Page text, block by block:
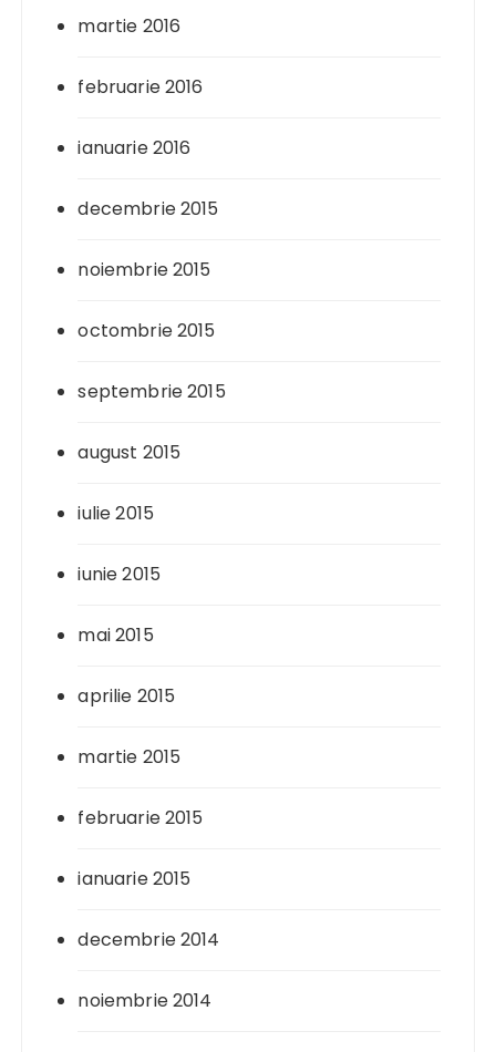
martie 2016
februarie 2016
ianuarie 2016
decembrie 2015
noiembrie 2015
octombrie 2015
septembrie 2015
august 2015
iulie 2015
iunie 2015
mai 2015
aprilie 2015
martie 2015
februarie 2015
ianuarie 2015
decembrie 2014
noiembrie 2014